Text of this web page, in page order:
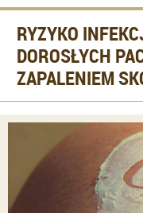
RYZYKO
DOROSŁYCH
ZAPALENIEM